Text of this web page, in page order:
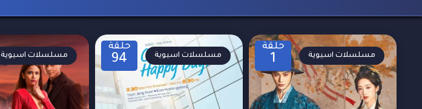
حلقة
1 مسلسلات اسيوية
حلقة
94 مسلسلات اسيوية مسلسلات اسيوية